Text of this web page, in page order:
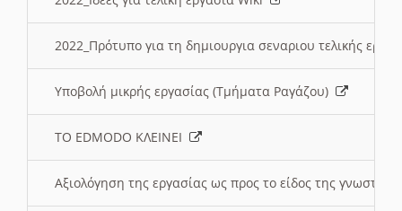
2022_Πρότυπο για τη δημιουργια σεναριου τελικής
Υποβολή μικρής εργασίας (Τμήματα Ραγάζου)
ΤΟ EDMODO ΚΛΕΙΝΕΙ
Αξιολόγηση της εργασίας ως προς το είδος της